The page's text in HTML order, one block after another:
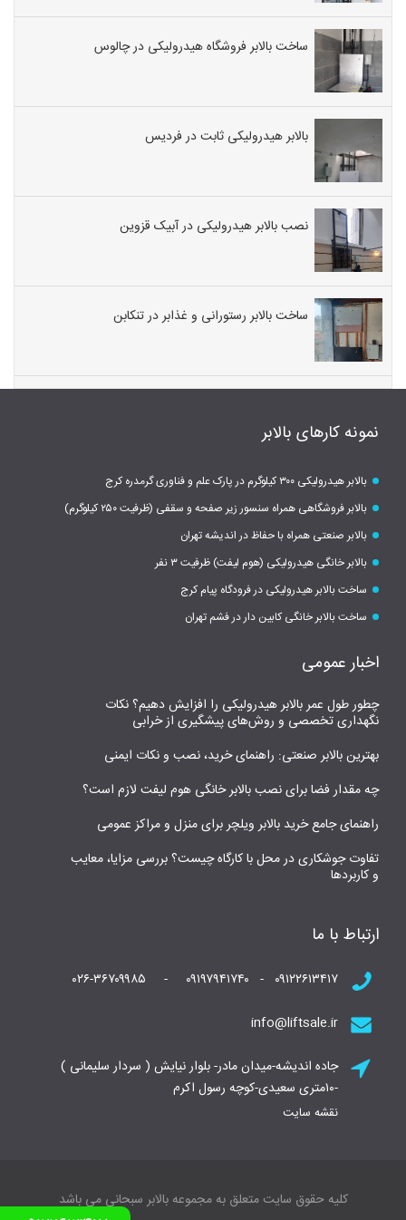
ساخت بالابر فروشگاه هیدرولیکی در چالوس
بالابر هیدرولیکی ثابت در فردیس
نصب بالابر هیدرولیکی در آبیک قزوین
ساخت بالابر رستورانی و غذابر در تنکابن
نمونه کارهای بالابر
بالابر هیدرولیکی ۳۰۰ کیلوگرم در پارک علم و فناوری گرمدره کرج
بالابر فروشگاهی همراه سنسور زیر صفحه و سقفی (ظرفیت ۲۵۰ کیلوگرم)
بالابر صنعتی همراه با حفاظ در اندیشه تهران
بالابر خانگی هیدرولیکی (هوم لیفت) ظرفیت ۳ نفر
ساخت بالابر هیدرولیکی در فرودگاه پیام کرج
ساخت بالابر خانگی کابین دار در فشم تهران
اخبار عمومی
چطور طول عمر بالابر هیدرولیکی را افزایش دهیم؟ نکات
نگهداری تخصصی و روش‌های پیشگیری از خرابی
بهترین بالابر صنعتی: راهنمای خرید، نصب و نکات ایمنی
چه مقدار فضا برای نصب بالابر خانگی هوم لیفت لازم است؟
راهنمای جامع خرید بالابر ویلچر برای منزل و مراکز عمومی
تفاوت جوشکاری در محل با کارگاه چیست؟ بررسی مزایا، معایب
و کاربردها
ارتباط با ما
۰۹۱۲۲۶۱۳۴۱۷ - ۰۹۱۹۷۹۴۱۷۴۰ - ۰۲۶-۳۶۷۰۹۹۸۵
info@liftsale.ir
جاده اندیشه-میدان مادر- بلوار نیایش ( سردار سلیمانی )
-۱۰متری سعیدی-کوچه رسول اکرم
نقشه سایت
کلیه حقوق سایت متعلق به مجموعه بالابر سبحانی می باشد